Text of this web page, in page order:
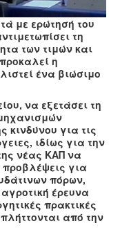
με ερώτησή του
τη
των τιμών και
η
ένα βιώσιμο
να εξετάσει τη
κινδύνου για τις
ιδίως για την
νέας ΚΑΠ να
προβλέψεις για
πόρων,
έρευνα
πρακτικές
από την